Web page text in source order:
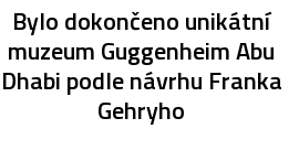
Bylo dokončeno unikátní
muzeum Guggenheim Abu
Dhabi podle návrhu Franka
Gehryho